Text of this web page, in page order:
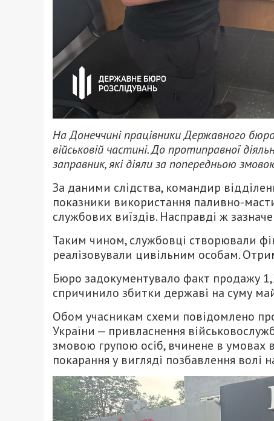
На Донеччині працівники Державного
військовій частині. До протиправної
заправник, які діяли за попередньою
За даними слідства, командир
показники використання паливно-
службових виїздів. Насправді ж
Таким чином, службовці створювали
реалізовували цивільним особам.
Бюро задокументувало факт продажу
спричинило збитки державі на суму
Обом учасникам схеми повідомлено
України — привласнення
змовою групою осіб, вчинене в умовах
покарання у вигляді позбавлення волі